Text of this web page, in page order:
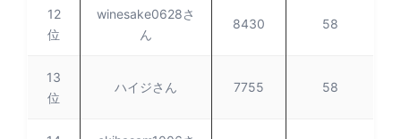
12
位
winesake0628さ
ん
8430 58
13
位
ハイジさん 7755 58